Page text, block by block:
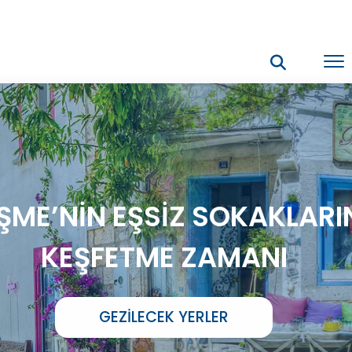
EŞSİZ
KEŞFETME ZAMANI
GEZILECEK YERLER